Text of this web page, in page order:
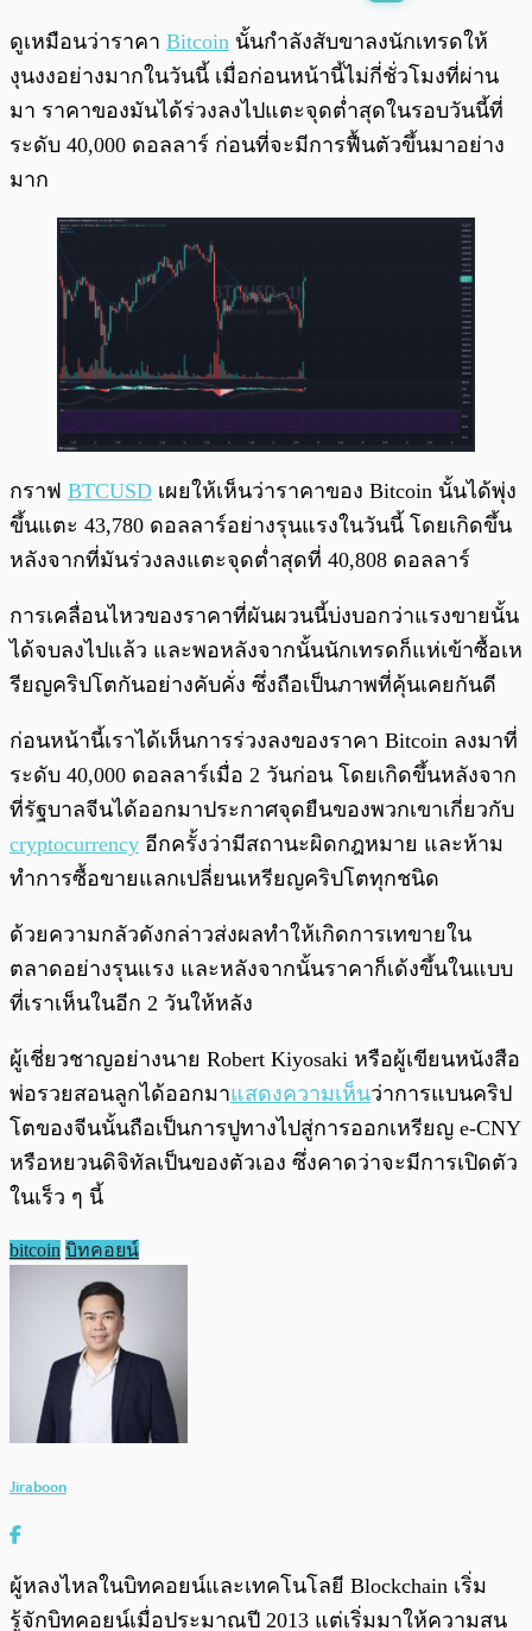
พร้อมเล่น 0:00 0:00
ดูเหมือนว่าราคา Bitcoin นั้นกำลังสับขาลงนักเทรดให้
งุนงงอย่างมากในวันนี้ เมื่อก่อนหน้านี้ไม่กี่ชั่วโมงที่ผ่าน
มา ราคาของมันได้ร่วงลงไปแตะจุดต่ำสุดในรอบวันนี้ที่
ระดับ 40,000 ดอลลาร์ ก่อนที่จะมีการฟื้นตัวขึ้นมาอย่าง
มาก
กราฟ BTCUSD เผยให้เห็นว่าราคาของ Bitcoin นั้นได้พุ่ง
ขึ้นแตะ 43,780 ดอลลาร์อย่างรุนแรงในวันนี้ โดยเกิดขึ้น
หลังจากที่มันร่วงลงแตะจุดต่ำสุดที่ 40,808 ดอลลาร์
การเคลื่อนไหวของราคาที่ผันผวนนี้บ่งบอกว่าแรงขายนั้น
ได้จบลงไปแล้ว และพอหลังจากนั้นนักเทรดก็แห่เข้าซื้อเห
รียญคริปโตกันอย่างคับคั่ง ซึ่งถือเป็นภาพที่คุ้นเคยกันดี
ก่อนหน้านี้เราได้เห็นการร่วงลงของราคา Bitcoin ลงมาที่
ระดับ 40,000 ดอลลาร์เมื่อ 2 วันก่อน โดยเกิดขึ้นหลังจาก
ที่รัฐบาลจีนได้ออกมาประกาศจุดยืนของพวกเขาเกี่ยวกับ
cryptocurrency อีกครั้งว่ามีสถานะผิดกฎหมาย และห้าม
ทำการซื้อขายแลกเปลี่ยนเหรียญคริปโตทุกชนิด
ด้วยความกลัวดังกล่าวส่งผลทำให้เกิดการเทขายใน
ตลาดอย่างรุนแรง และหลังจากนั้นราคาก็เด้งขึ้นในแบบ
ที่เราเห็นในอีก 2 วันให้หลัง
ผู้เชี่ยวชาญอย่างนาย Robert Kiyosaki หรือผู้เขียนหนังสือ
พ่อรวยสอนลูกได้ออกมาแสดงความเห็นว่าการแบนคริป
โตของจีนนั้นถือเป็นการปูทางไปสู่การออกเหรียญ e-CNY
หรือหยวนดิจิทัลเป็นของตัวเอง ซึ่งคาดว่าจะมีการเปิดตัว
ในเร็ว ๆ นี้
bitcoin บิทคอยน์
Jiraboon
ผู้หลงไหลในบิทคอยน์และเทคโนโลยี Blockchain เริ่ม
รู้จักบิทคอยน์เมื่อประมาณปี 2013 แต่เริ่มมาให้ความสน